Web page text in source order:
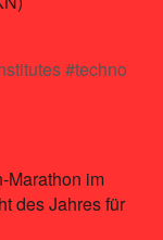
#techno
Marathon im
des Jahres für